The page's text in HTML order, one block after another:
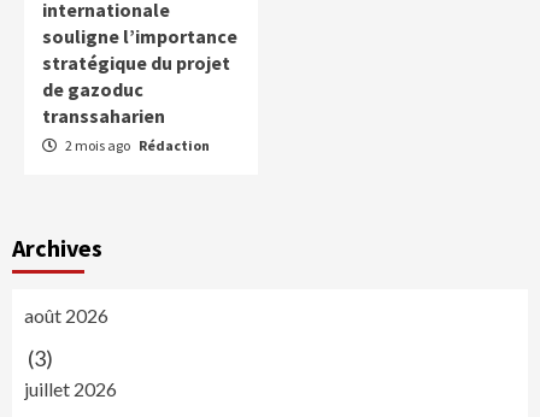
internationale
souligne l’importance
stratégique du projet
de gazoduc
transsaharien
2 mois ago Rédaction
Archives
août 2026
(3)
juillet 2026